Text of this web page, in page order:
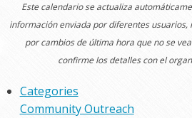
Este calendario se actualiza
información enviada por diferentes usuarios,
por cambios de última hora que no se
confirme los detalles con el
Categories
Community Outreach